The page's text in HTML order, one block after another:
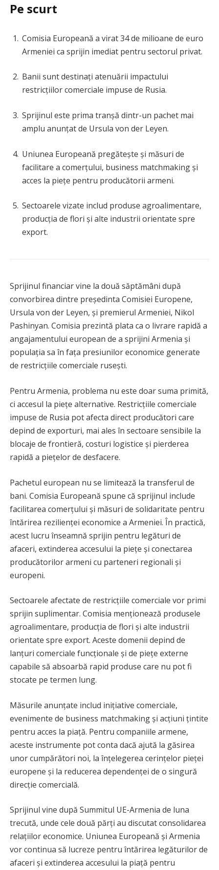
Pe scurt
Comisia Europeană a virat 34 de milioane de euro
Armeniei ca sprijin imediat pentru sectorul privat.
Banii sunt destinați atenuării impactului
restricțiilor comerciale impuse de Rusia.
Sprijinul este prima tranșă dintr-un pachet mai
amplu anunțat de Ursula von der Leyen.
Uniunea Europeană pregătește și măsuri de
facilitare a comerțului, business matchmaking și
acces la piețe pentru producătorii armeni.
Sectoarele vizate includ produse agroalimentare,
producția de flori și alte industrii orientate spre
export.
Sprijinul financiar vine la două săptămâni după
convorbirea dintre președinta Comisiei Europene,
Ursula von der Leyen, și premierul Armeniei, Nikol
Pashinyan. Comisia prezintă plata ca o livrare rapidă a
angajamentului european de a sprijini Armenia și
populația sa în fața presiunilor economice generate
de restricțiile comerciale rusești.
Pentru Armenia, problema nu este doar suma primită,
ci accesul la piețe alternative. Restricțiile comerciale
impuse de Rusia pot afecta direct producători care
depind de exporturi, mai ales în sectoare sensibile la
blocaje de frontieră, costuri logistice și pierderea
rapidă a piețelor de desfacere.
Pachetul european nu se limitează la transferul de
bani. Comisia Europeană spune că sprijinul include
facilitarea comerțului și măsuri de solidaritate pentru
întărirea rezilienței economice a Armeniei. În practică,
acest lucru înseamnă sprijin pentru legături de
afaceri, extinderea accesului la piețe și conectarea
producătorilor armeni cu parteneri regionali și
europeni.
Sectoarele afectate de restricțiile comerciale vor primi
sprijin suplimentar. Comisia menționează produsele
agroalimentare, producția de flori și alte industrii
orientate spre export. Aceste domenii depind de
lanțuri comerciale funcționale și de piețe externe
capabile să absoarbă rapid produse care nu pot fi
stocate pe termen lung.
Măsurile anunțate includ inițiative comerciale,
evenimente de business matchmaking și acțiuni țintite
pentru acces la piață. Pentru companiile armene,
aceste instrumente pot conta dacă ajută la găsirea
unor cumpărători noi, la înțelegerea cerințelor pieței
europene și la reducerea dependenței de o singură
direcție comercială.
Sprijinul vine după Summitul UE-Armenia de luna
trecută, unde cele două părți au discutat consolidarea
relațiilor economice. Uniunea Europeană și Armenia
vor continua să lucreze pentru întărirea legăturilor de
afaceri și extinderea accesului la piață pentru